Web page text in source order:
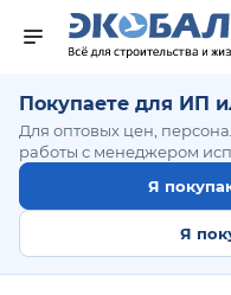
Покупаете для ИП
Для оптовых цен,
работы с менеджером
Я
Я